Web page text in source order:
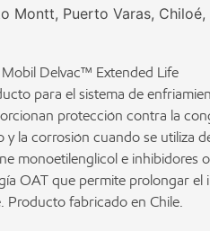
Montt, Puerto Varas, Chiloé,
Delvac™ Extended Life
para el sistema de
protección contra la
y la corrosión cuando se utiliza
monoetilenglicol e inhibidores
OAT que permite prolongar el
Producto fabricado en Chile.